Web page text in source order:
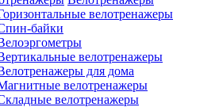
велотренажеры
байки
велотренажеры
для дома
велотренажеры
велотренажеры